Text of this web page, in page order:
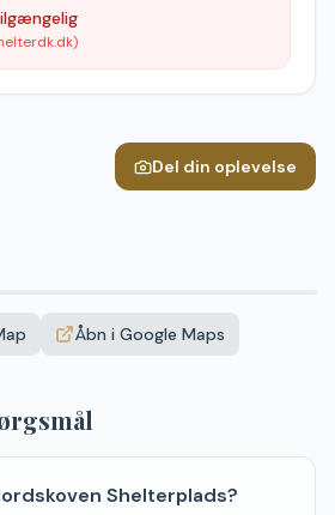
Del din oplevelse
Åbn i Google Maps
Shelterplads?